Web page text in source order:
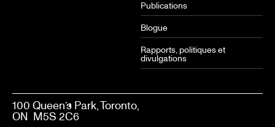
Publications
Blogue
Rapports, politiques et
divulgations
100 Queen’s Park, Toronto,
ON M5S 2C6